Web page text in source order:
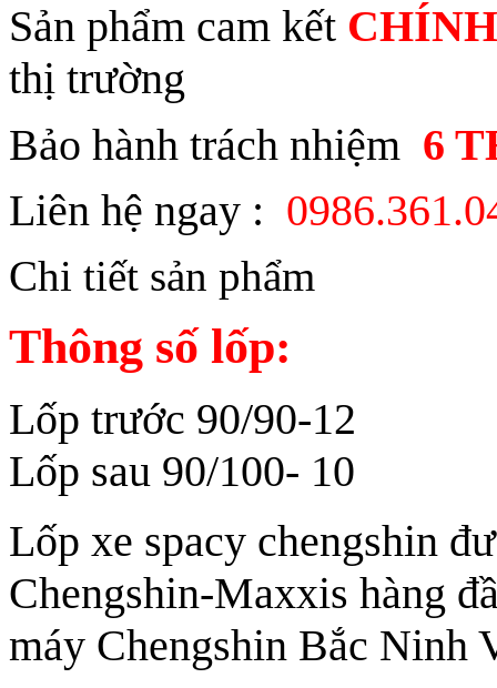
Sản phẩm cam kết
thị trường
Bảo hành trách nhiệm 6
Liên hệ ngay :
Chi tiết sản phẩm
Thông số lốp:
Lốp trước 90/90-12
Lốp sau 90/100- 10
Lốp xe spacy chengshin
Chengshin-Maxxis hàng
máy Chengshin Bắc Ninh